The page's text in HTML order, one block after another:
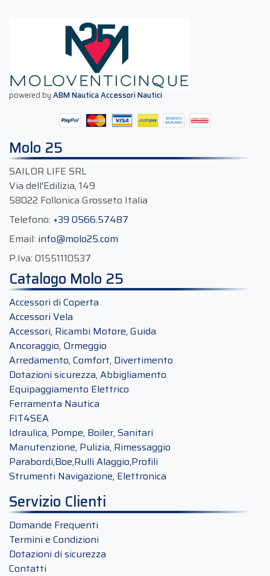
powered byABM Nautica Accessori Nautici
Molo 25
SAILOR LIFE SRL
Via dell'Edilizia, 149
58022 Follonica Grosseto Italia
Telefono: +39 0566.57487
Email: info@molo25.com
P.Iva: 01551110537
Catalogo Molo 25
Accessori di Coperta
Accessori Vela
Accessori, Ricambi Motore, Guida
Ancoraggio, Ormeggio
Arredamento, Comfort, Divertimento
Dotazioni sicurezza, Abbigliamento
Equipaggiamento Elettrico
Ferramenta Nautica
FIT4SEA
Idraulica, Pompe, Boiler, Sanitari
Manutenzione, Pulizia, Rimessaggio
Parabordi,Boe,Rulli Alaggio,Profili
Strumenti Navigazione, Elettronica
Servizio Clienti
Domande Frequenti
Termini e Condizioni
Dotazioni di sicurezza
Contatti